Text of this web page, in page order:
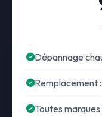
Dépannage
Remplacement
Toutes